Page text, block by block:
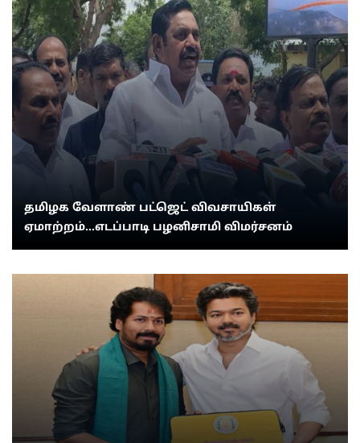
தமிழக வேளாண் பட்ஜெட் விவசாயிகள்
ஏமாற்றம்...எடப்பாடி பழனிசாமி விமர்சனம்